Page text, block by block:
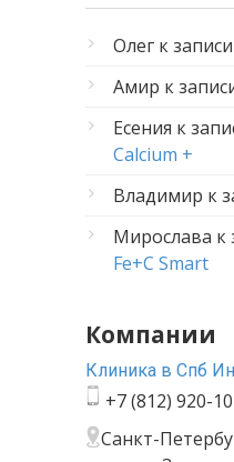
Олег к записи
Амир к
Есения к
Calcium +
Владимир к
Мирослава к
Fe+C Smart
Компании
Клиника в Спб
+7 (812) 920-
Санкт-